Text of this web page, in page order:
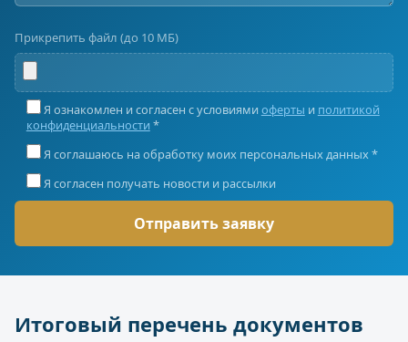
Прикрепить файл (до 10 МБ)
Я ознакомлен и согласен с условиями оферты и политикой
конфиденциальности *
Я соглашаюсь на обработку моих персональных данных *
Я согласен получать новости и рассылки
Итоговый перечень документов